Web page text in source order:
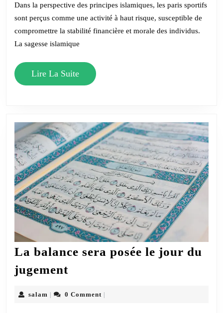
un
danger
Dans la perspective des principes islamiques, les paris sportifs
sont perçus comme une activité à haut risque, susceptible de
compromettre la stabilité financière et morale des individus.
La sagesse islamique
Lire La SuiteLire
La
La balance sera posée le jour du
jugement
posée
salam salam0 Comment